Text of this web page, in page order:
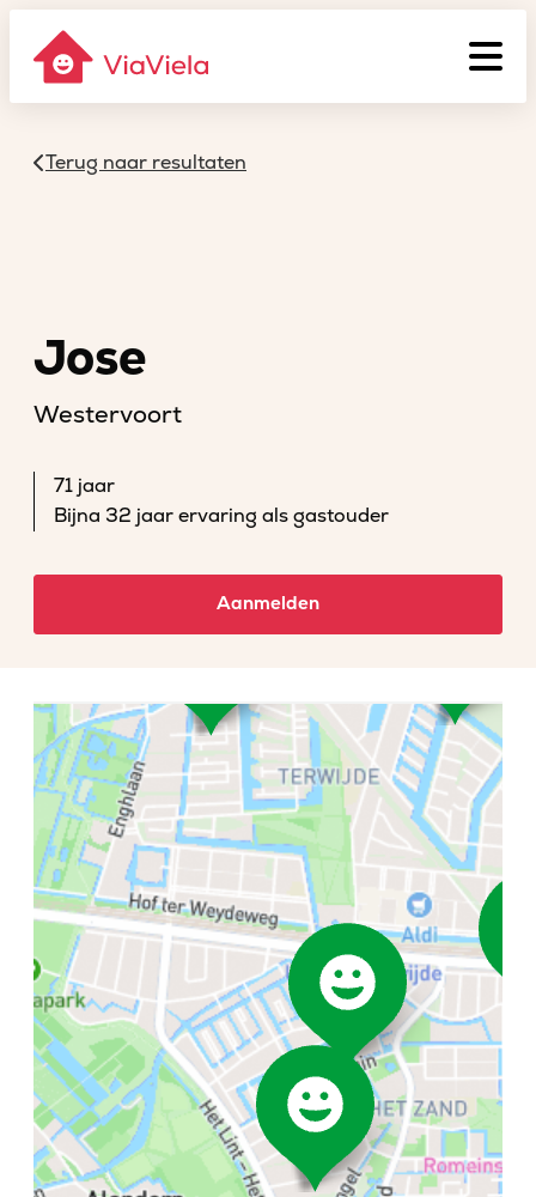
Terug naar resultaten
Jose
Westervoort
71 jaar
Bijna 32 jaar ervaring als gastouder
Aanmelden